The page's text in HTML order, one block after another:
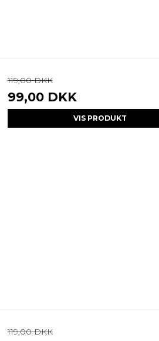
119,00 DKK
99,00 DKK
VIS PRODUKT
119,00 DKK